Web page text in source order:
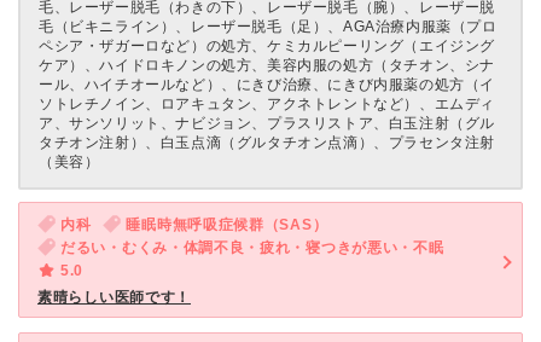
毛、レーザー脱毛（わきの下）、レーザー脱毛（腕）、レーザー脱
毛（ビキニライン）、レーザー脱毛（足）、AGA治療内服薬（プロ
ペシア・ザガーロなど）の処方、ケミカルピーリング（エイジング
ケア）、ハイドロキノンの処方、美容内服の処方（タチオン、シナ
ール、ハイチオールなど）、にきび治療、にきび内服薬の処方（イ
ソトレチノイン、ロアキュタン、アクネトレントなど）、エムディ
ア、サンソリット、ナビジョン、プラスリストア、白玉注射（グル
タチオン注射）、白玉点滴（グルタチオン点滴）、プラセンタ注射
（美容）
内科
睡眠時無呼吸症候群（SAS）
だるい・むくみ・体調不良・疲れ・寝つきが悪い・不眠
5.0
素晴らしい医師です！